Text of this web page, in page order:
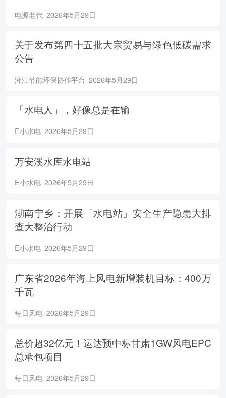
电源老代 2026年5月29日
关于发布第四十五批大宗贸易与绿色低碳需求
公告
湘江节能环保协作平台 2026年5月29日
「水电人」，好像总是在输
E小水电 2026年5月29日
万安溪水库水电站
E小水电 2026年5月29日
湖南宁乡：开展「水电站」安全生产隐患大排
查大整治行动
E小水电 2026年5月29日
广东省2026年海上风电新增装机目标：400万
千瓦
每日风电 2026年5月29日
总价超32亿元！运达预中标甘肃1GW风电EPC
总承包项目
每日风电 2026年5月29日